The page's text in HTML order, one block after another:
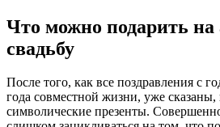
Что можно подарить на
свадьбу
После того, как все поздравления с
года совместной жизни, уже сказаны,
символические презенты.